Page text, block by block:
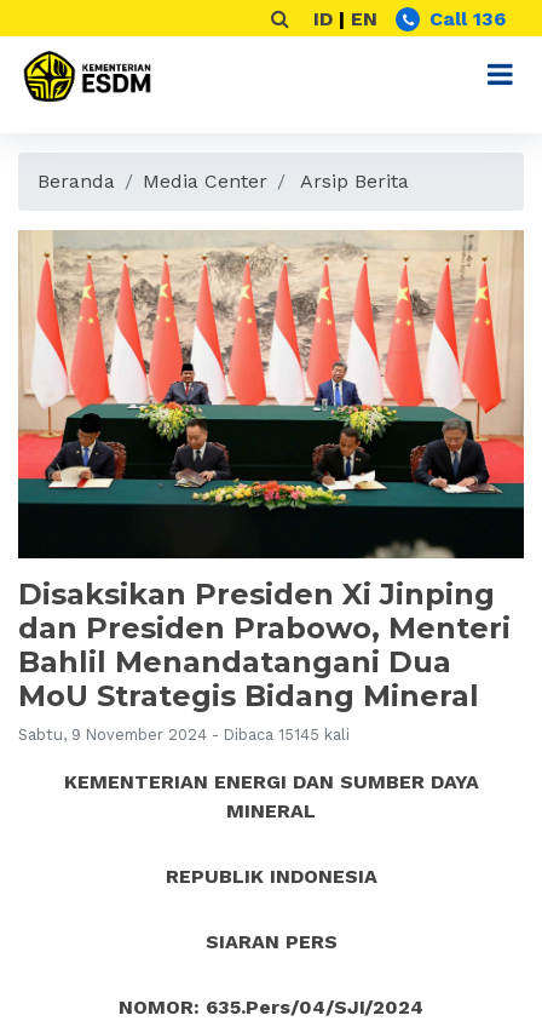
ID | EN Call 136
Beranda Media Center Arsip Berita
Disaksikan Presiden Xi Jinping
dan Presiden Prabowo, Menteri
Bahlil Menandatangani Dua
MoU Strategis Bidang Mineral
Sabtu, 9 November 2024 - Dibaca 15145 kali
KEMENTERIAN ENERGI DAN SUMBER DAYA
MINERAL
REPUBLIK INDONESIA
SIARAN PERS
NOMOR: 635.Pers/04/SJI/2024